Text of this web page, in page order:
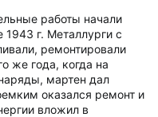
работы начали
1943 г. Металлурги с
ремонтировали
же года, когда на
мартен дал
оказался ремонт и
вложил в